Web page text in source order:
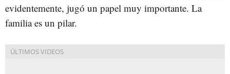
evidentemente, jugó un papel muy importante. La
familia es un pilar.